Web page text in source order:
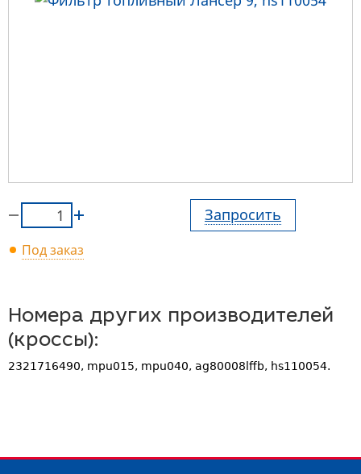
Запросить
Под заказ
Номера других производителей
(кроссы):
2321716490, mpu015, mpu040, ag80008lffb, hs110054.